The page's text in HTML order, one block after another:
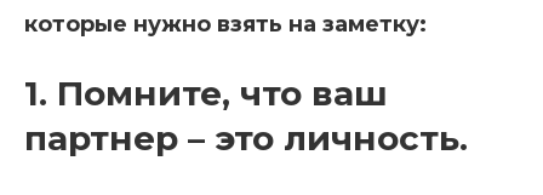
которые нужно взять на заметку:
1. Помните, что ваш
партнер – это личность.